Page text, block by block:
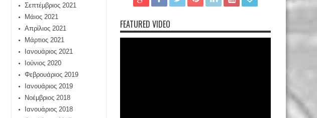
Σεπτέμβριος 2021
Μάιος 2021
Απρίλιος 2021
Μάρτιος 2021
Ιανουάριος 2021
Ιούνιος 2020
Φεβρουάριος 2019
Ιανουάριος 2019
Νοέμβριος 2018
Ιανουάριος 2018
FEATURED VIDEO